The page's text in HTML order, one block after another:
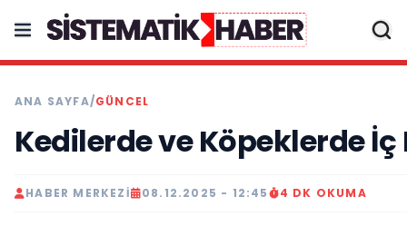
ANA SAYFA/GÜNCEL
Kedilerde ve Köpeklerde
HABER MERKEZI 08.12.2025 - 12:45 4 DK OKUMA